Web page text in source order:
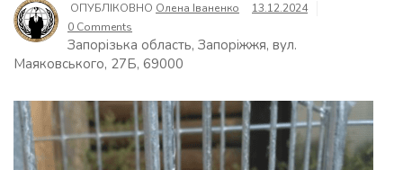
ОПУБЛІКОВНО Олена Іваненко
13.12.2024
0 Comments
Запорізька область, Запоріжжя, вул.
Маяковського, 27Б, 69000